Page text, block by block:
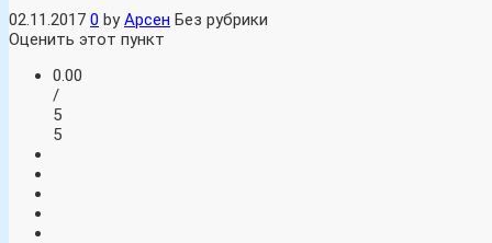
02.11.2017 0 byАрсен Без рубрики
Оценить этот пункт
0.00
/
5
5